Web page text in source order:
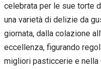
celebrata per le sue torte
una varietà di delizie da
giornata, dalla colazione
eccellenza, figurando
migliori pasticcerie e nella